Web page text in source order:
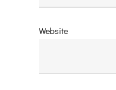
Website